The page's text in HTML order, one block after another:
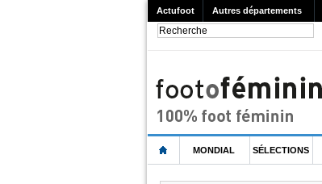
Actufoot Autres départements
MONDIAL SÉLECTIONS